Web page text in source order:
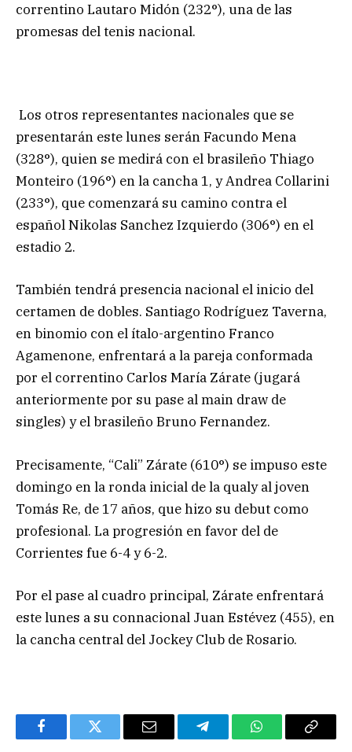
correntino Lautaro Midón (232°), una de las
promesas del tenis nacional.
Los otros representantes nacionales que se
presentarán este lunes serán Facundo Mena
(328°), quien se medirá con el brasileño Thiago
Monteiro (196°) en la cancha 1, y Andrea Collarini
(233°), que comenzará su camino contra el
español Nikolas Sanchez Izquierdo (306°) en el
estadio 2.
También tendrá presencia nacional el inicio del
certamen de dobles. Santiago Rodríguez Taverna,
en binomio con el ítalo-argentino Franco
Agamenone, enfrentará a la pareja conformada
por el correntino Carlos María Zárate (jugará
anteriormente por su pase al main draw de
singles) y el brasileño Bruno Fernandez.
Precisamente, “Cali” Zárate (610°) se impuso este
domingo en la ronda inicial de la qualy al joven
Tomás Re, de 17 años, que hizo su debut como
profesional. La progresión en favor del de
Corrientes fue 6-4 y 6-2.
Por el pase al cuadro principal, Zárate enfrentará
este lunes a su connacional Juan Estévez (455), en
la cancha central del Jockey Club de Rosario.
FacebookTwitter Email TelegramWhatsAppCopy